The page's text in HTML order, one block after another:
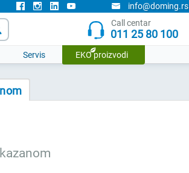
info@doming.rs
Call centar
011 25 80 100
Servis EKO proizvodi